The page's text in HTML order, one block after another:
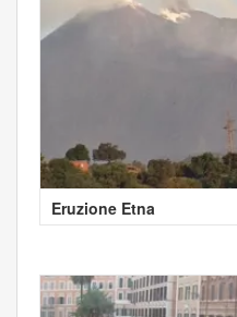
Eruzione Etna